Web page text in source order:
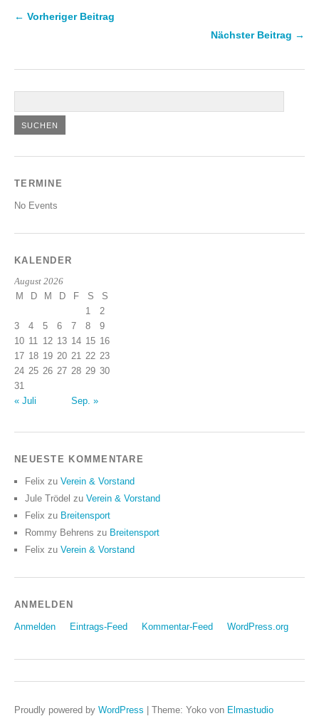
← Vorheriger Beitrag
Nächster Beitrag →
TERMINE
No Events
KALENDER
August 2026
M D M D F S
S
1
2
3
4 5 6 7 8
9
10 11 12 13 14 15 16
17 18 19 20 21 22 23
24 25 26 27 28 29 30
31
« Juli
Sep. »
NEUESTE KOMMENTARE
Felix zu Verein & Vorstand
Jule Trödel zu Verein & Vorstand
Felix zu Breitensport
Rommy Behrens zu Breitensport
Felix zu Verein & Vorstand
ANMELDEN
Anmelden Eintrags-Feed Kommentar-Feed WordPress.org
Proudly powered by WordPress Theme: Yoko von Elmastudio